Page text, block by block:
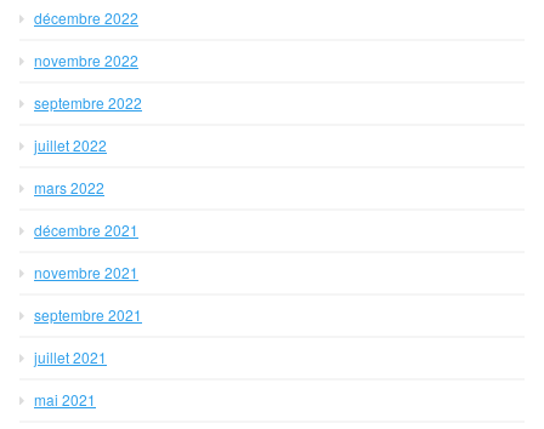
décembre 2022
novembre 2022
septembre 2022
juillet 2022
mars 2022
décembre 2021
novembre 2021
septembre 2021
juillet 2021
mai 2021